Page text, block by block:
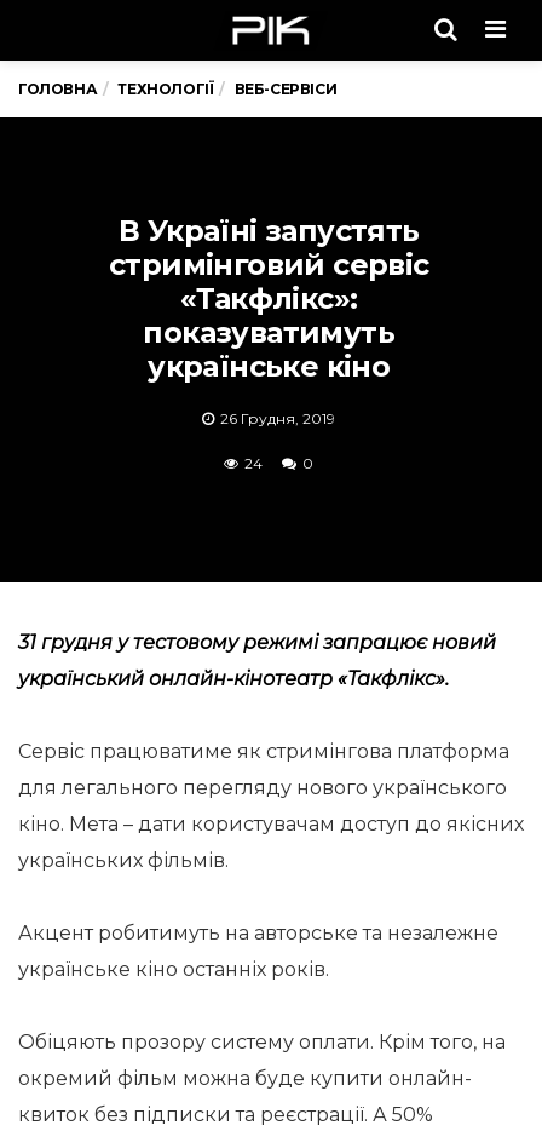
ГОЛОВНА ТЕХНОЛОГІЇ ВЕБ-СЕРВІСИ
В Україні запустять
стримінговий сервіс
«Такфлікс»:
показуватимуть
українське кіно
26 Грудня, 2019
24 0
31 грудня у тестовому режимі запрацює новий
український онлайн-кінотеатр «Такфлікс».
Сервіс працюватиме як стримінгова платформа
для легального перегляду нового українського
кіно. Мета – дати користувачам доступ до якісних
українських фільмів.
Акцент робитимуть на авторське та незалежне
українське кіно останніх років.
Обіцяють прозору систему оплати. Крім того, на
окремий фільм можна буде купити онлайн-
квиток без підписки та реєстрації. А 50%